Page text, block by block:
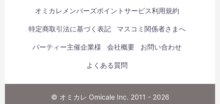
オミカレメンバーズポイントサービス利用規約
特定商取引法に基づく表記 マスコミ関係者さまへ
パーティー主催企業様 会社概要 お問い合わせ
よくある質問
© オミカレ Omicale Inc. 2011 - 2026